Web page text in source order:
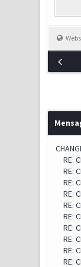
RE:
RE:
RE:
RE:
RE:
RE:
RE:
RE:
RE:
RE: